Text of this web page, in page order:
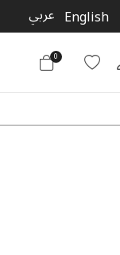
English عربي
0